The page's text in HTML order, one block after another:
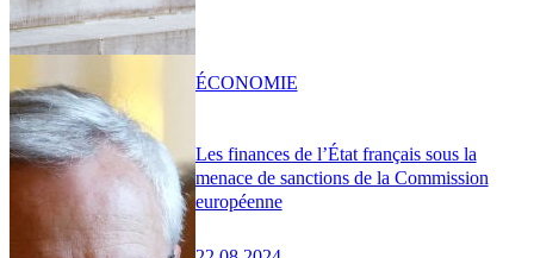
Les finances de l’État français sous la
menace de sanctions de la Commission
européenne
ÉCONOMIE